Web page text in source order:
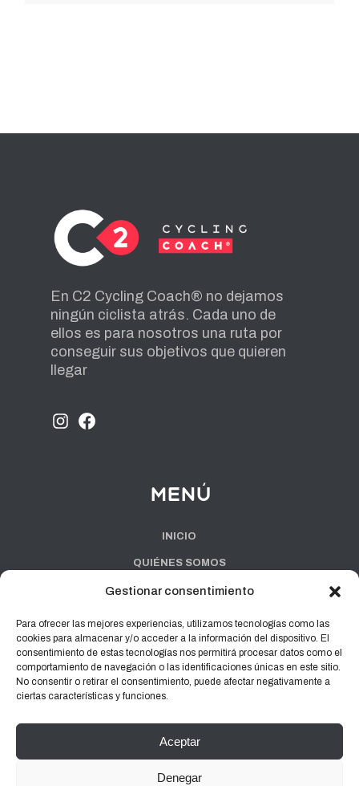
Gestionar consentimiento
Para ofrecer las mejores experiencias, utilizamos tecnologías como las
cookies para almacenar y/o acceder a la información del dispositivo. El
consentimiento de estas tecnologías nos permitirá procesar datos como el
comportamiento de navegación o las identificaciones únicas en este sitio.
No consentir o retirar el consentimiento, puede afectar negativamente a
ciertas características y funciones.
Aceptar
Denegar
En C2 Cycling Coach® no dejamos
ningún ciclista atrás. Cada uno de
ellos es para nosotros una ruta por
conseguir sus objetivos que quieren
llegar
INSTAGRAM
FACEBOOK
Menú
INICIO
QUIÉNES SOMOS
SERVICIOS
TIPS
CONTACTO
Aviso Legal|Política de privacidad|
Cookies